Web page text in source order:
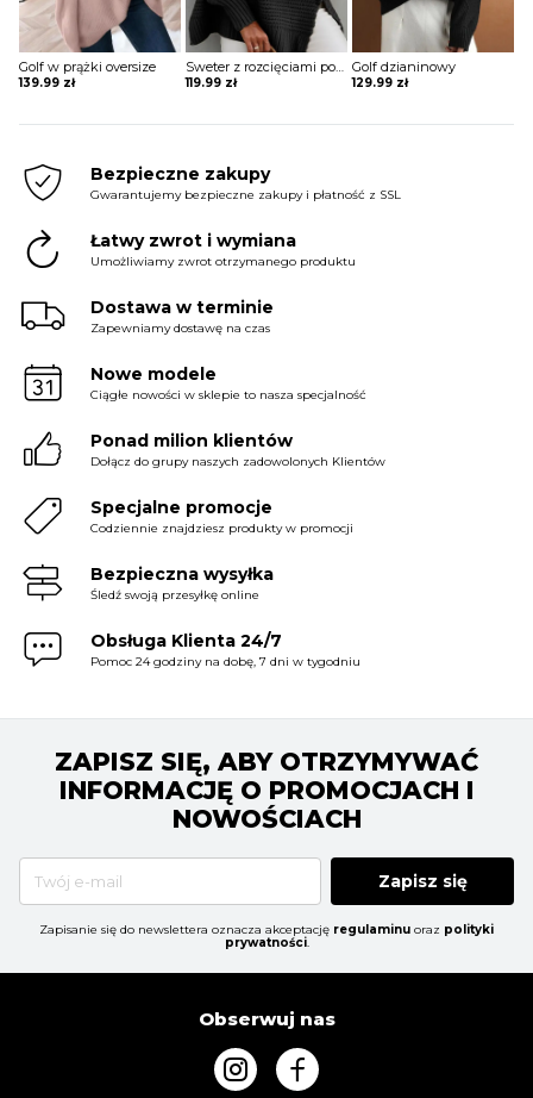
Golf w prążki oversize
139.99 zł
Sweter z rozcięciami po bokach
119.99 zł
Golf dzianinowy
129.99 zł
Bezpieczne zakupy
Gwarantujemy bezpieczne zakupy i płatność z SSL
Łatwy zwrot i wymiana
Umożliwiamy zwrot otrzymanego produktu
Dostawa w terminie
Zapewniamy dostawę na czas
Nowe modele
Ciągłe nowości w sklepie to nasza specjalność
Ponad milion klientów
Dołącz do grupy naszych zadowolonych Klientów
Specjalne promocje
Codziennie znajdziesz produkty w promocji
Bezpieczna wysyłka
Śledź swoją przesyłkę online
Obsługa Klienta 24/7
Pomoc 24 godziny na dobę, 7 dni w tygodniu
ZAPISZ SIĘ, ABY OTRZYMYWAĆ
INFORMACJĘ O PROMOCJACH I
NOWOŚCIACH
Zapisz się
Zapisanie się do newslettera oznacza akceptację regulaminu oraz polityki
prywatności.
Obserwuj nas